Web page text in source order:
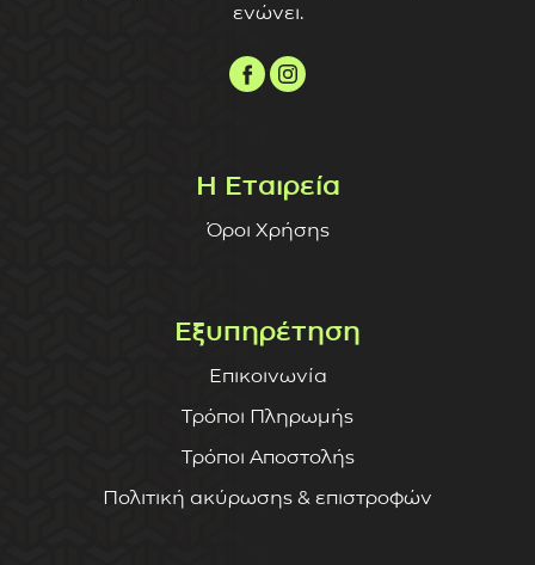
ενώνει.
Η Εταιρεία
Όροι Χρήσης
Εξυπηρέτηση
Επικοινωνία
Τρόποι Πληρωμής
Τρόποι Αποστολής
Πολιτική ακύρωσης & επιστροφών